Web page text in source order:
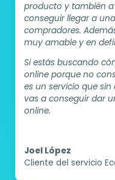
producto y también
conseguir llegar a
compradores.
muy amable y en
Si estás buscando
online porque no
es un servicio que
vas a conseguir dar
online.
Joel López
Cliente del servicio